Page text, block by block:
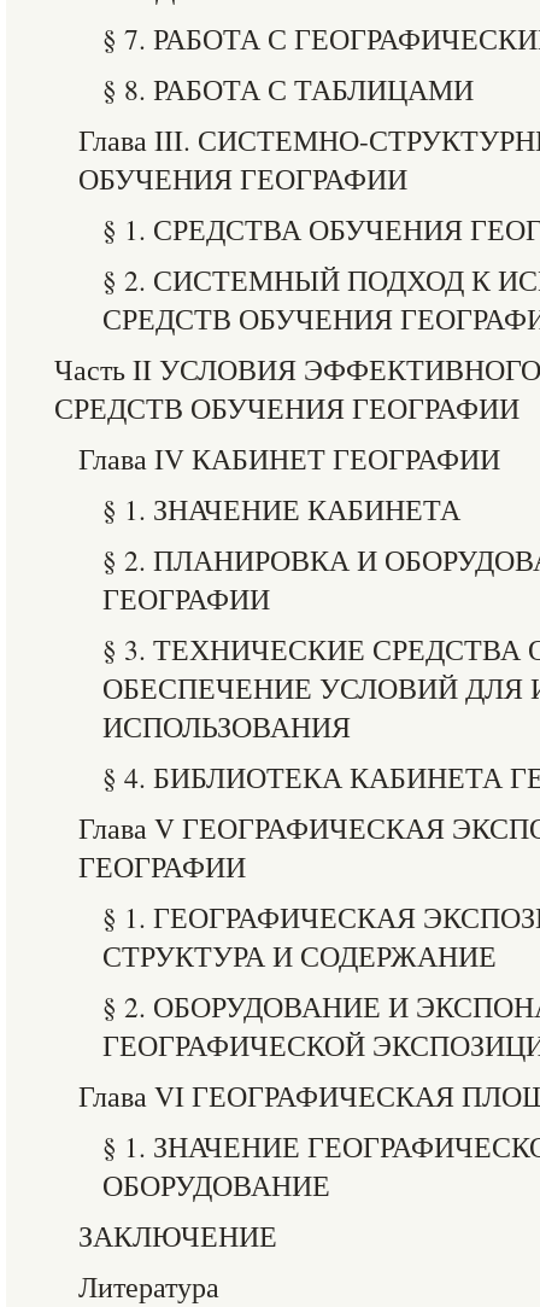
§ 7. РАБОТА С
§ 8. РАБОТА С ТАБЛИЦАМИ
Глава III. СИСТЕМНО-
ОБУЧЕНИЯ ГЕОГРАФИИ
§ 1. СРЕДСТВА ОБУЧЕНИЯ
§ 2. СИСТЕМНЫЙ ПОДХОД К
СРЕДСТВ ОБУЧЕНИЯ
Часть II УСЛОВИЯ
СРЕДСТВ ОБУЧЕНИЯ ГЕОГРАФИИ
Глава IV КАБИНЕТ ГЕОГРАФИИ
§ 1. ЗНАЧЕНИЕ КАБИНЕТА
§ 2. ПЛАНИРОВКА И
ГЕОГРАФИИ
§ 3. ТЕХНИЧЕСКИЕ СРЕДСТВА
ОБЕСПЕЧЕНИЕ УСЛОВИЙ
ИСПОЛЬЗОВАНИЯ
§ 4. БИБЛИОТЕКА КАБИНЕТА
Глава V ГЕОГРАФИЧЕСКАЯ
ГЕОГРАФИИ
§ 1. ГЕОГРАФИЧЕСКАЯ
СТРУКТУРА И СОДЕРЖАНИЕ
§ 2. ОБОРУДОВАНИЕ И
ГЕОГРАФИЧЕСКОЙ
Глава VI ГЕОГРАФИЧЕСКАЯ
§ 1. ЗНАЧЕНИЕ
ОБОРУДОВАНИЕ
ЗАКЛЮЧЕНИЕ
Литература